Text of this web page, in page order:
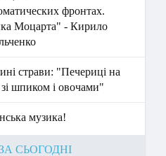
фронтах.
Моцарта" - Кирило
страви: "Печериці на
зі шпиком і овочами"
музика!
СЬОГОДНІ